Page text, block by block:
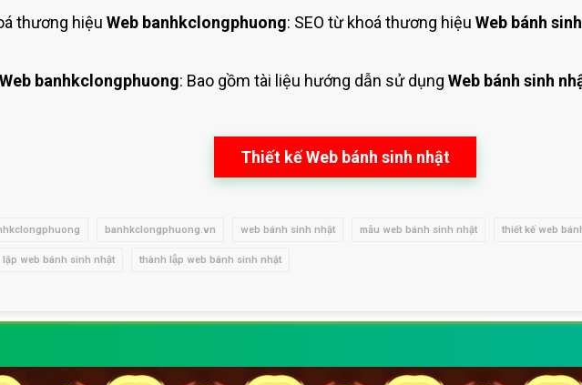
thương hiệu Web banhkclongphuong: SEO từ khoá thương hiệu Web bánh
Web banhkclongphuong: Bao gồm tài liệu hướng dẫn sử dụng Web bánh sinh
Thiết kế Web bánh sinh nhật
banhkclongphuong.vn web bánh sinh nhật mẫu web bánh sinh nhật thiết kế web
lập web bánh sinh nhật thành lập web bánh sinh nhật